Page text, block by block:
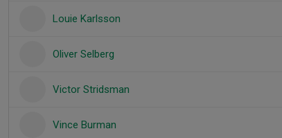
Louie Karlsson
Oliver Selberg
Victor Stridsman
Vince Burman